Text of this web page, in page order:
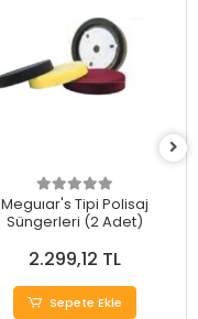
Meguıar's Tipi Polisaj
Süngerleri (2 Adet)
2.299,12 TL
Sepete Ekle